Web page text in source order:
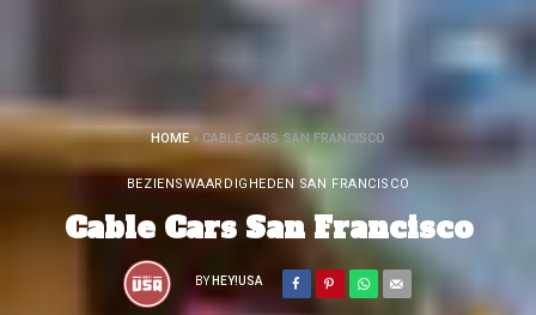
HOME» CABLE CARS SAN FRANCISCO
BEZIENSWAARDIGHEDEN SAN FRANCISCO
Cable Cars San Francisco
BY HEY!USA